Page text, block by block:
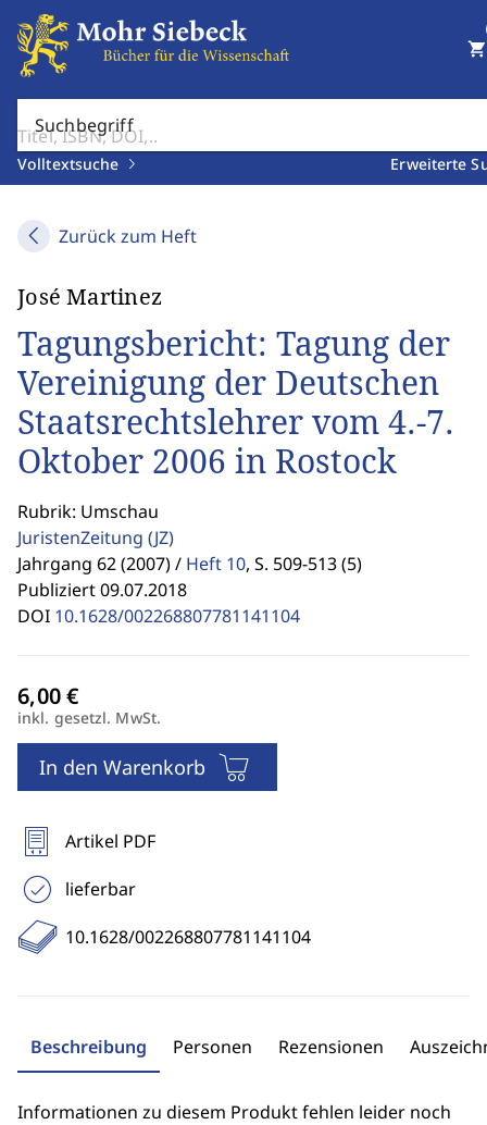
Suchbegriff
Volltextsuche Erweiterte
shopping_cart
Zurück zum Heft
José Martinez
Tagungsbericht: Tagung der
Vereinigung der Deutschen
Staatsrechtslehrer vom 4.-7.
Oktober 2006 in Rostock
Rubrik: Umschau
JuristenZeitung (JZ)
Jahrgang 62 (2007) / Heft 10, S. 509-513 (5)
Publiziert 09.07.2018
DOI 10.1628/002268807781141104
inkl. gesetzl. MwSt.
In den Warenkorb
Artikel PDF
lieferbar
10.1628/002268807781141104
Beschreibung Personen Rezensionen
Informationen zu diesem Produkt fehlen leider noch